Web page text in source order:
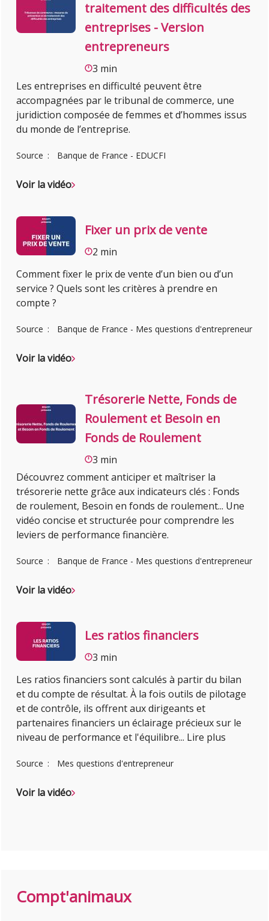
traitement des difficultés des
entreprises - Version
entrepreneurs
3 min
Les entreprises en difficulté peuvent être
accompagnées par le tribunal de commerce, une
juridiction composée de femmes et d’hommes issus
du monde de l’entreprise.
Source Banque de France - EDUCFI
Voir la vidéo
Fixer un prix de vente
2 min
Comment fixer le prix de vente d’un bien ou d’un
service ? Quels sont les critères à prendre en
compte ?
Source Banque de France - Mes questions d'entrepreneur
Voir la vidéo
Trésorerie Nette, Fonds de
Roulement et Besoin en
Fonds de Roulement
3 min
Découvrez comment anticiper et maîtriser la
trésorerie nette grâce aux indicateurs clés : Fonds
de roulement, Besoin en fonds de roulement... Une
vidéo concise et structurée pour comprendre les
leviers de performance financière.
Source Banque de France - Mes questions d'entrepreneur
Voir la vidéo
Les ratios financiers
3 min
Les ratios financiers sont calculés à partir du bilan
et du compte de résultat. À la fois outils de pilotage
et de contrôle, ils offrent aux dirigeants et
partenaires financiers un éclairage précieux sur le
niveau de performance et l'équilibre... Lire plus
Source Mes questions d'entrepreneur
Voir la vidéo
Compt'animaux